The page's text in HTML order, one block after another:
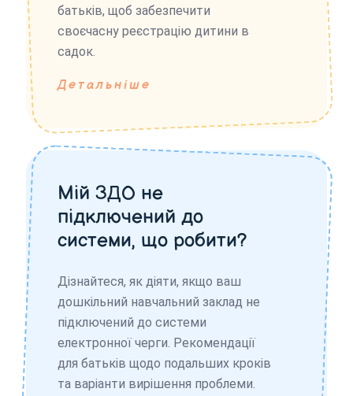
батьків, щоб забезпечити
своєчасну реєстрацію дитини в
садок.
Детальніше
Мій ЗДО не
підключений до
системи, що робити?
Дізнайтеся, як діяти, якщо ваш
дошкільний навчальний заклад не
підключений до системи
електронної черги. Рекомендації
для батьків щодо подальших кроків
та варіанти вирішення проблеми.